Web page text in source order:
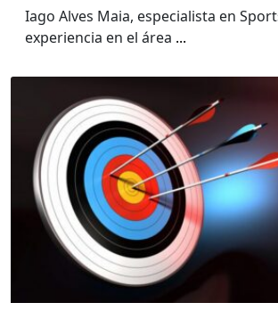
Iago Alves Maia, especialista en
experiencia en el área ...